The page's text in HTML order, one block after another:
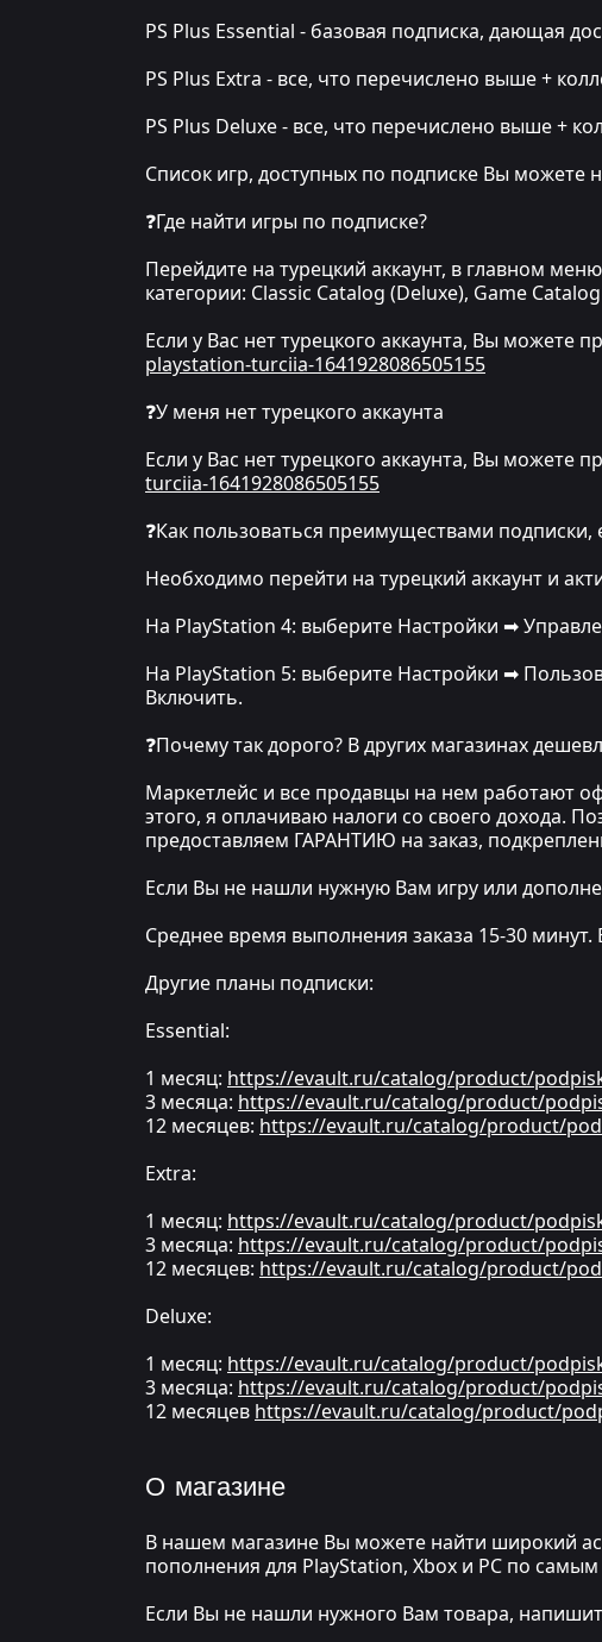
PS Plus Essential - базовая подписка, дающая
PS Plus Extra - все, что перечислено выше +
PS Plus Deluxe - все, что перечислено выше +
Список игр, доступных по подписке Вы можете
❓Где найти игры по подписке?
Перейдите на турецкий аккаунт, в главном
категории: Classic Catalog (Deluxe), Game
Если у Вас нет турецкого аккаунта, Вы можете
playstation-turciia-1641928086505155
❓У меня нет турецкого аккаунта
Если у Вас нет турецкого аккаунта, Вы можете
turciia-1641928086505155
❓Как пользоваться преимуществами подписки,
Необходимо перейти на турецкий аккаунт и
На PlayStation 4: выберите Настройки ➡
На PlayStation 5: выберите Настройки ➡
Включить.
❓Почему так дорого? В других магазинах
Маркетлейс и все продавцы на нем работают
этого, я оплачиваю налоги со своего дохода.
предоставляем ГАРАНТИЮ на заказ,
Если Вы не нашли нужную Вам игру или
Среднее время выполнения заказа 15-30
Другие планы подписки:
Essential:
1 месяц: https://evault.ru/catalog/product/
3 месяца: https://evault.ru/catalog/product/
12 месяцев: https://evault.ru/catalog/product/
Extra:
1 месяц: https://evault.ru/catalog/product/
3 месяца: https://evault.ru/catalog/product/
12 месяцев: https://evault.ru/catalog/product/
Deluxe:
1 месяц: https://evault.ru/catalog/product/
3 месяца: https://evault.ru/catalog/product/
12 месяцев https://evault.ru/catalog/product/
О магазине
В нашем магазине Вы можете найти широкий
пополнения для PlayStation, Xbox и PC по
Если Вы не нашли нужного Вам товара,